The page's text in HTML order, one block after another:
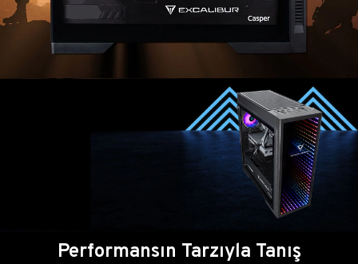
Performansın Tarzıyla Tanış